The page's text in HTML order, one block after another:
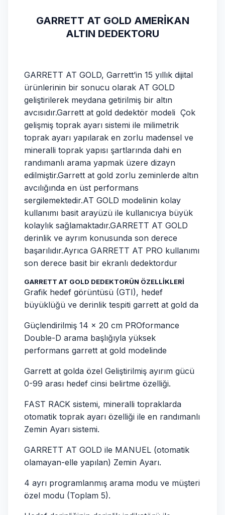
GARRETT AT GOLD AMERİKAN
ALTIN DEDEKTORU
GARRETT AT GOLD, Garrett’in 15 yıllık dijital
ürünlerinin bir sonucu olarak AT GOLD
geliştirilerek meydana getirilmiş bir altın
avcısıdır.Garrett at gold dedektör modeli Çok
gelişmiş toprak ayarı sistemi ile milimetrik
toprak ayarı yapılarak en zorlu madensel ve
mineralli toprak yapısı şartlarında dahi en
randımanlı arama yapmak üzere dizayn
edilmiştir.Garrett at gold zorlu zeminlerde altın
avcılığında en üst performans
sergilemektedir.AT GOLD modelinin kolay
kullanımı basit arayüzü ile kullanıcıya büyük
kolaylık sağlamaktadır.GARRETT AT GOLD
derinlik ve ayrım konusunda son derece
başarılıdır.Ayrıca GARRETT AT PRO kullanımı
son derece basit bir ekranlı dedektordur
GARRETT AT GOLD DEDEKTORÜN ÖZELLİKLERİ
Grafik hedef görüntüsü (GTI), hedef
büyüklüğü ve derinlik tespiti garrett at gold da
Güçlendirilmiş 14 x 20 cm PROformance
Double-D arama başlığıyla yüksek
performans garrett at gold modelinde
Garrett at golda özel Geliştirilmiş ayırım gücü
0-99 arası hedef cinsi belirtme özelliği.
FAST RACK sistemi, mineralli topraklarda
otomatik toprak ayarı özelliği ile en randımanlı
Zemin Ayarı sistemi.
GARRETT AT GOLD ile MANUEL (otomatik
olamayan-elle yapılan) Zemin Ayarı.
4 ayrı programlanmış arama modu ve müşteri
özel modu (Toplam 5).